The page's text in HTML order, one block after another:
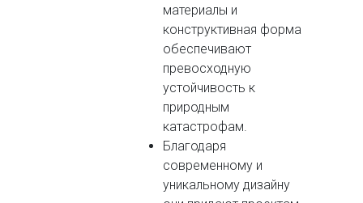
материалы и
конструктивная форма
обеспечивают
превосходную
устойчивость к
природным
катастрофам.
Благодаря
современному и
уникальному дизайну